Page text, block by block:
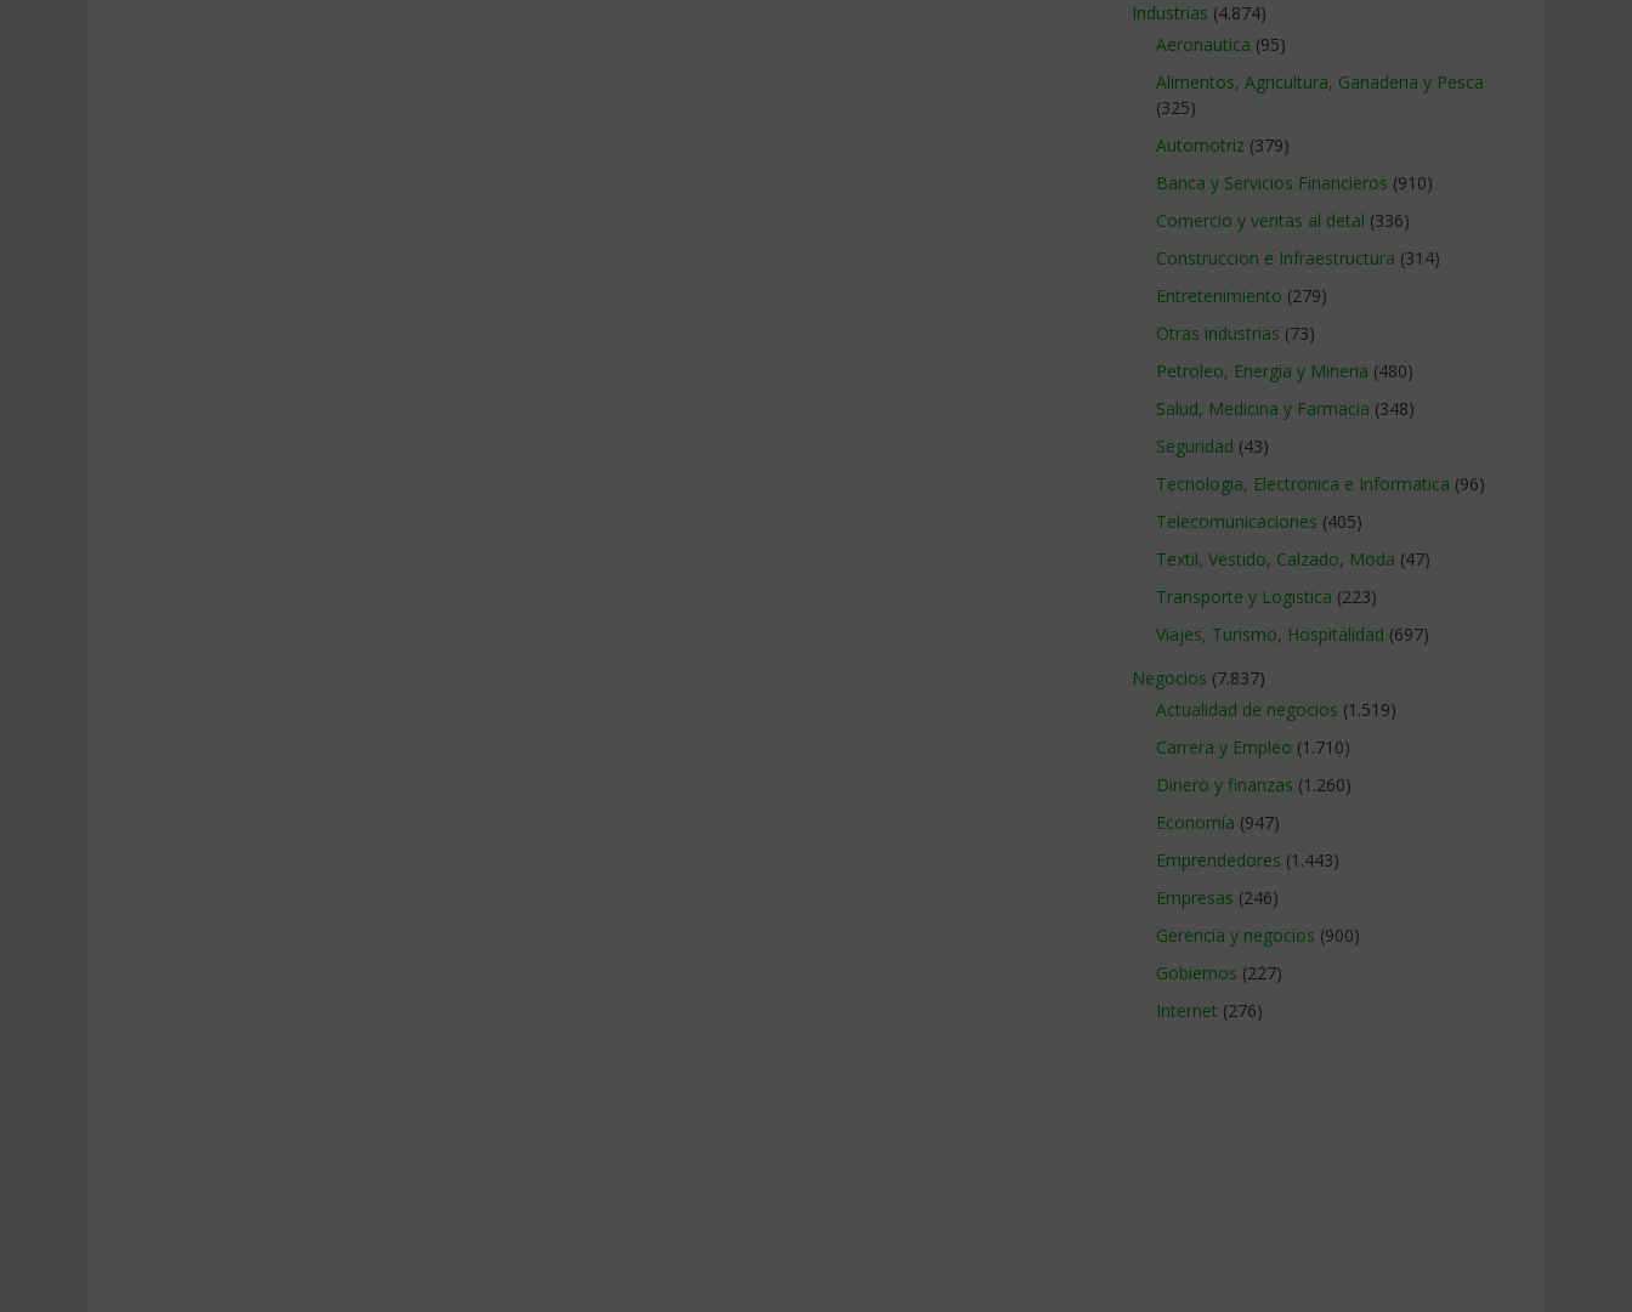
Industrias (4.874)
Aeronautica (95)
Alimentos, Agricultura, Ganaderia y Pesca
(325)
Automotriz (379)
Banca y Servicios Financieros (910)
Comercio y ventas al detal (336)
Construccion e Infraestructura (314)
Entretenimiento (279)
Otras industrias (73)
Petroleo, Energia y Mineria (480)
Salud, Medicina y Farmacia (348)
Seguridad (43)
Tecnologia, Electronica e Informatica (96)
Telecomunicaciones (405)
Textil, Vestido, Calzado, Moda (47)
Transporte y Logistica (223)
Viajes, Turismo, Hospitalidad (697)
Negocios (7.837)
Actualidad de negocios (1.519)
Carrera y Empleo (1.710)
Dinero y finanzas (1.260)
Economía (947)
Emprendedores (1.443)
Empresas (246)
Gerencia y negocios (900)
Gobiernos (227)
Internet (276)